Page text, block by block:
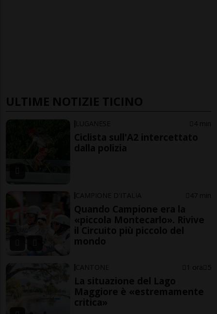
ULTIME NOTIZIE TICINO
LUGANESE 4 min
Ciclista sull'A2 intercettato
dalla polizia
CAMPIONE D'ITALIA 47 min
Quando Campione era la
«piccola Montecarlo». Rivive
il Circuito più piccolo del
mondo
CANTONE 1 ora 5
La situazione del Lago
Maggiore è «estremamente
critica»